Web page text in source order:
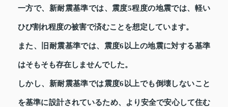
一方で、新耐震基準では、震度5程度の地震では、軽い
ひび割れ程度の被害で済むことを想定しています。
また、旧耐震基準では、震度6以上の地震に対する基準
はそもそも存在しませんでした。
しかし、新耐震基準では震度6以上でも倒壊しないこと
を基準に設計されているため、より安全で安心して住む